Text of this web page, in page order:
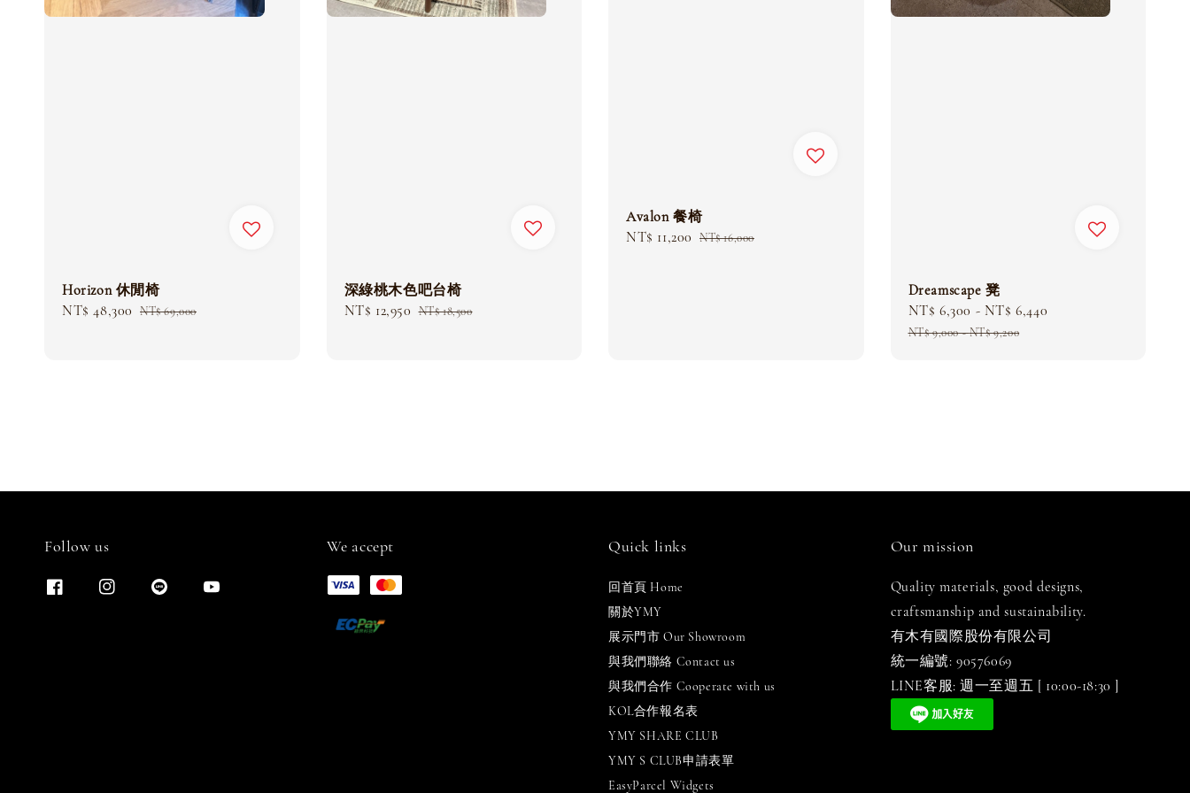
Horizon 休閒椅
Sale
NT$ 48,300 Regular
NT$ 69,000
深綠桃木色吧台椅
Sale
NT$ 12,950 Regular
NT$ 18,500
Avalon 餐椅
Sale
NT$ 11,200 Regular
NT$ 16,000
Dreamscape 凳
Sale
price
NT$ 6,300 - NT$ 6,440
NT$ 9,000-NT$ 9,200
Follow us We accept Quick links
回首頁 Home
關於YMY
展示門市 Our Showroom
與我們聯絡 Contact us
與我們合作 Cooperate with us
KOL合作報名表
YMY SHARE CLUB
YMY S CLUB申請表單
EasyParcel Widgets
Our mission
Quality materials, good designs,
craftsmanship and sustainability.
有木有國際股份有限公司
統一編號: 90576069
LINE客服: 週一至週五 [ 10:00-18:30 ]